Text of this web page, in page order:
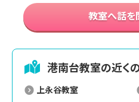
教室へ話を
港南台教室の近く
上永谷教室